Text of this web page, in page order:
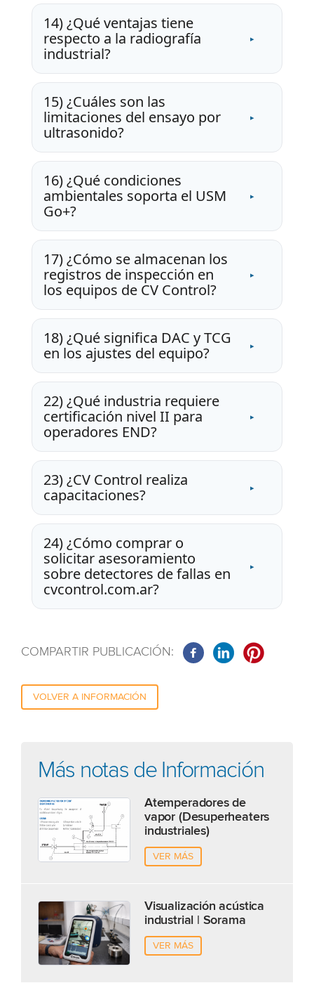
14) ¿Qué ventajas tiene
respecto a la radiografía
industrial?
15) ¿Cuáles son las
limitaciones del ensayo por
ultrasonido?
16) ¿Qué condiciones
ambientales soporta el USM
Go+?
17) ¿Cómo se almacenan los
registros de inspección en
los equipos de CV Control?
18) ¿Qué significa DAC y TCG
en los ajustes del equipo?
22) ¿Qué industria requiere
certificación nivel II para
operadores END?
23) ¿CV Control realiza
capacitaciones?
24) ¿Cómo comprar o
solicitar asesoramiento
sobre detectores de fallas en
cvcontrol.com.ar?
COMPARTIR PUBLICACIÓN:
VOLVER A INFORMACIÓN
Más notas de Información
Atemperadores de
vapor (Desuperheaters
industriales)
VER MÁS
Visualización acústica
industrial | Sorama
VER MÁS